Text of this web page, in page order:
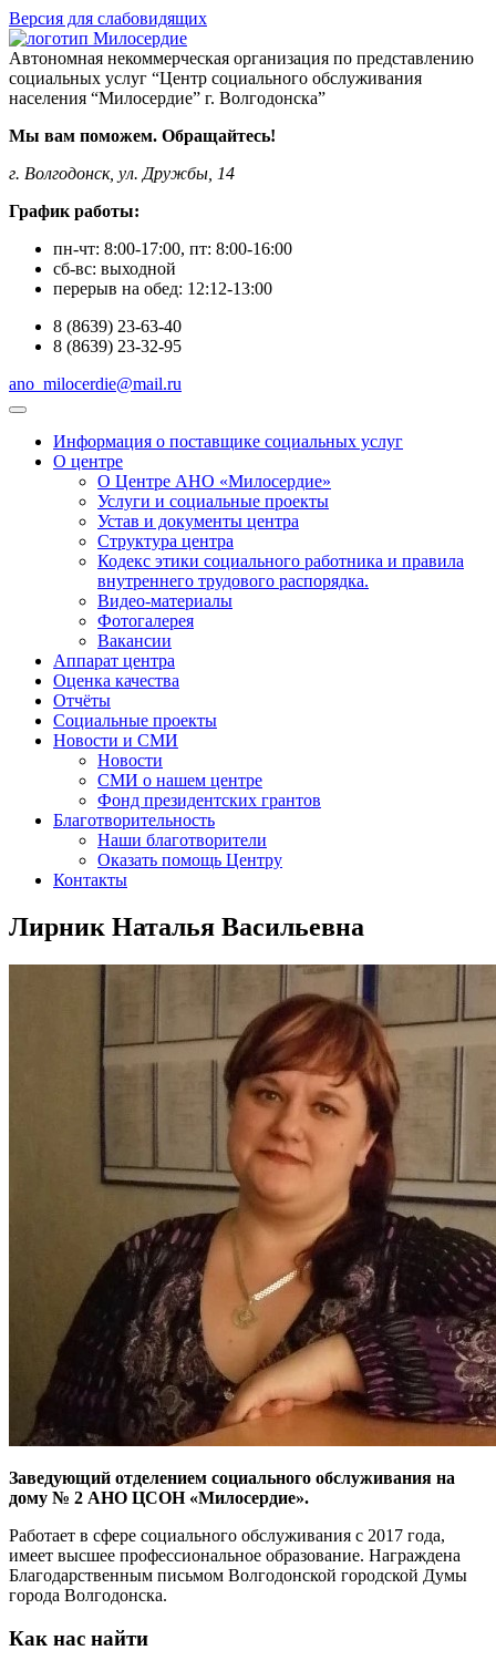
Версия для слабовидящих
Автономная некоммерческая организация по представлению
социальных услуг “Центр социального обслуживания
населения “Милосердие” г. Волгодонска”
Мы вам поможем. Обращайтесь!
г. Волгодонск, ул. Дружбы, 14
График работы:
пн-чт: 8:00-17:00, пт: 8:00-16:00
сб-вс: выходной
перерыв на обед: 12:12-13:00
8 (8639) 23-63-40
8 (8639) 23-32-95
ano_milocerdie@mail.ru
Информация о поставщике социальных услуг
О центре
О Центре АНО «Милосердие»
Услуги и социальные проекты
Устав и документы центра
Структура центра
Кодекс этики социального работника и правила
внутреннего трудового распорядка.
Видео-материалы
Фотогалерея
Вакансии
Аппарат центра
Оценка качества
Отчёты
Социальные проекты
Новости и СМИ
Новости
СМИ о нашем центре
Фонд президентских грантов
Благотворительность
Наши благотворители
Оказать помощь Центру
Контакты
Лирник Наталья Васильевна
Заведующий отделением социального обслуживания на
дому № 2 АНО ЦСОН «Милосердие».
Работает в сфере социального обслуживания с 2017 года,
имеет высшее профессиональное образование. Награждена
Благодарственным письмом Волгодонской городской Думы
города Волгодонска.
Как нас найти